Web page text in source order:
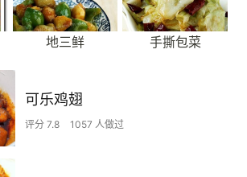
地三鲜 手撕包菜
可乐鸡翅
评分 7.8 1057 人做过